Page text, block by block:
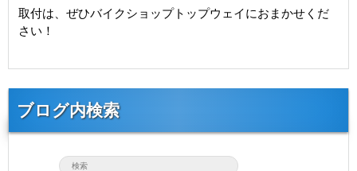
取付は、ぜひバイクショップトップウェイにおまかせくだ
さい！
ブログ内検索